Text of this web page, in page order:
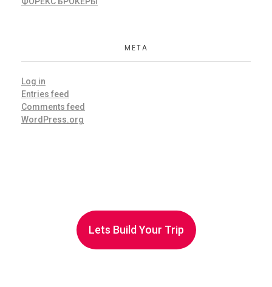
META
Log in
Entries feed
Comments feed
WordPress.org
Lets Build Your Trip